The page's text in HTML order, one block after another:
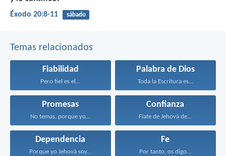
Éxodo 20:8-11 sábado
Temas relacionados
Fiabilidad
Pero fiel es el...
Palabra de Dios
Toda la Escritura es...
Promesas
No temas, porque yo...
Confianza
Fíate de Jehová de...
Dependencia
Porque yo Jehová soy...
Fe
Por tanto, os digo...